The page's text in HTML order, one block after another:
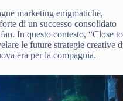
marketing enigmatiche,
di un successo consolidato
In questo contesto, “Close to
le future strategie creative
era per la compagnia.